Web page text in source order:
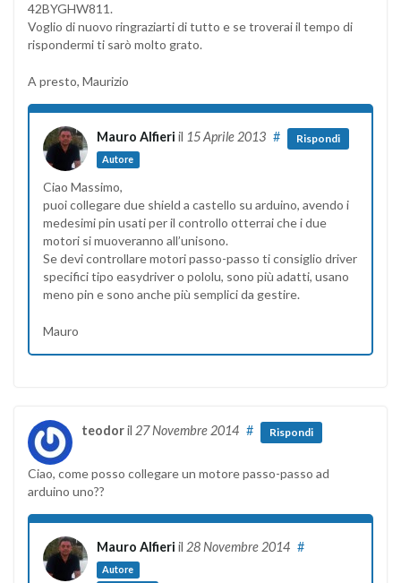
42BYGHW811.
Voglio di nuovo ringraziarti di tutto e se troverai il tempo di
rispondermi ti sarò molto grato.
A presto, Maurizio
Mauro Alfieri il 15 Aprile 2013
Autore
# Rispondi
Ciao Massimo,
puoi collegare due shield a castello su arduino, avendo i
medesimi pin usati per il controllo otterrai che i due
motori si muoveranno all’unisono.
Se devi controllare motori passo-passo ti consiglio driver
specifici tipo easydriver o pololu, sono più adatti, usano
meno pin e sono anche più semplici da gestire.
Mauro
teodoril 27 Novembre 2014 # Rispondi
Ciao, come posso collegare un motore passo-passo ad
arduino uno??
Mauro Alfieri il 28 Novembre 2014
Autore
#